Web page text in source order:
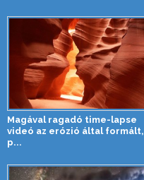
Magával ragadó time-lapse
videó az erózió által formált,
p...